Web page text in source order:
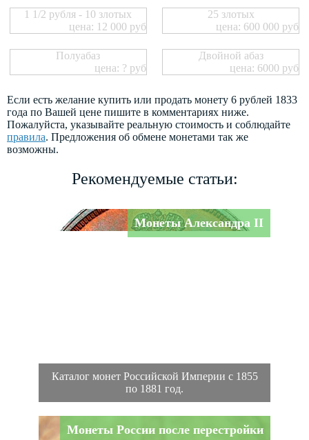
1 1/2 рубля - 10 злотых
цена: 12 000 руб
25 злотых
цена: 600 000 руб
Полуабаз
цена: ? руб
Двойной абаз
цена: 6000 руб
Если есть желание купить или продать монету 6 рублей 1833
года по Вашей цене пишите в комментариях ниже.
Пожалуйста, указывайте реальную стоимость и соблюдайте
правила. Предложения об обмене монетами так же
возможны.
Рекомендуемые статьи:
Монеты Александра II
Каталог монет Российской Империи с 1855
по 1881 год.
Монеты России после перестройки